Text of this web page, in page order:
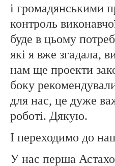
і громадянськими
контроль
буде в цьому
які я вже згадала,
нам ще проекти
боку
для нас, це дуже
роботі. Дякую.
І переходимо до
У нас перша